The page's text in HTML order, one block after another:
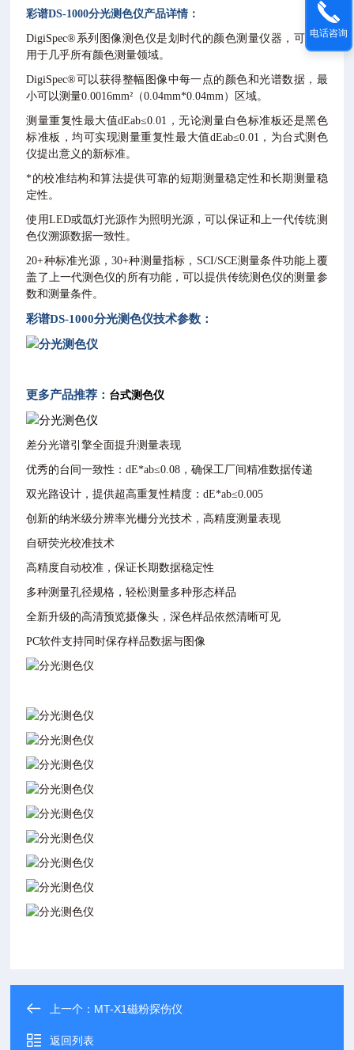
彩谱DS-1000分光测色仪产品详情：
DigiSpec®系列图像测色仪是划时代的颜色测量仪器，可以应
用于几乎所有颜色测量领域。
DigiSpec®可以获得整幅图像中每一点的颜色和光谱数据，最
小可以测量0.0016mm²（0.04mm*0.04mm）区域。
测量重复性最大值dEab≤0.01，无论测量白色标准板还是黑色
标准板，均可实现测量重复性最大值dEab≤0.01，为台式测色
仪提出意义的新标准。
*的校准结构和算法提供可靠的短期测量稳定性和长期测量稳
定性。
使用LED或氙灯光源作为照明光源，可以保证和上一代传统测
色仪溯源数据一致性。
20+种标准光源，30+种测量指标，SCI/SCE测量条件功能上覆
盖了上一代测色仪的所有功能，可以提供传统测色仪的测量参
数和测量条件。
彩谱DS-1000分光测色仪技术参数：
更多产品推荐： 台式测色仪
差分光谱引擎全面提升测量表现
优秀的台间一致性：dE*ab≤0.08，确保工厂间精准数据传递
双光路设计，提供超高重复性精度：dE*ab≤0.005
创新的纳米级分辨率光栅分光技术，高精度测量表现
自研荧光校准技术
高精度自动校准，保证长期数据稳定性
多种测量孔径规格，轻松测量多种形态样品
全新升级的高清预览摄像头，深色样品依然清晰可见
PC软件支持同时保存样品数据与图像
上一个： MT-X1磁粉探伤仪
返回列表
电话咨询